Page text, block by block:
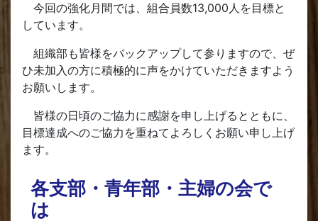
今回の強化月間では、組合員数13,000人を目標と
しています。
組織部も皆様をバックアップして参りますので、ぜ
ひ未加入の方に積極的に声をかけていただきますよう
お願いします。
皆様の日頃のご協力に感謝を申し上げるとともに、
目標達成へのご協力を重ねてよろしくお願い申し上げ
ます。
各支部・青年部・主婦の会で
は